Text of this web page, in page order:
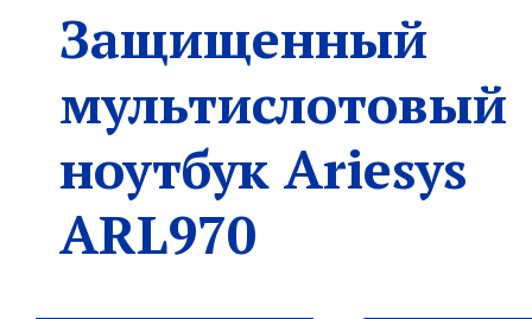
Защищенный
мультислотовый
ноутбук Ariesys
ARL970